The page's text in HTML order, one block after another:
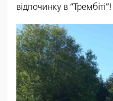
відпочинку в “Трембіті”!